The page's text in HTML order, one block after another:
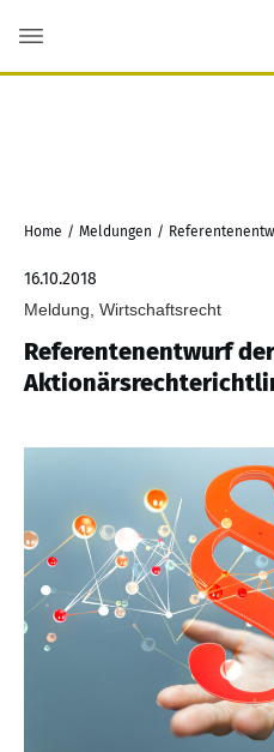
Home / Meldungen /
16.10.2018
Meldung, Wirtschaftsrecht
Referentenentwurf der